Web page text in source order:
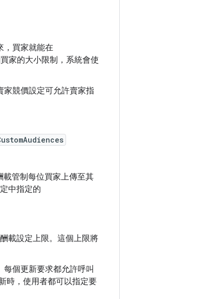
，買家就能在
家的大小限制，系統會使
家競價設定可允許賣家指
載管制每位買家上傳至其
中指定的
載設定上限。這個上限將
個更新要求都允許呼叫
時，使用者都可以指定要